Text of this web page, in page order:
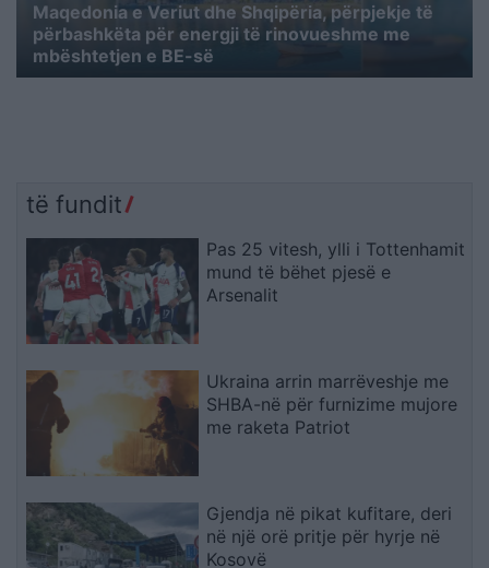
Maqedonia e Veriut dhe Shqipëria, përpjekje të
përbashkëta për energji të rinovueshme me
mbështetjen e BE-së
të fundit
Pas 25 vitesh, ylli i Tottenhamit
mund të bëhet pjesë e
Arsenalit
Ukraina arrin marrëveshje me
SHBA-në për furnizime mujore
me raketa Patriot
Gjendja në pikat kufitare, deri
në një orë pritje për hyrje në
Kosovë